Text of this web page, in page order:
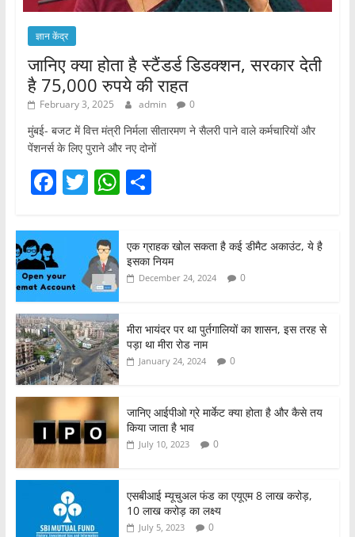
ज्ञान केंद्र
जानिए क्या होता है स्टैंडर्ड डिडक्शन, सरकार देती
है 75,000 रुपये की राहत
February 3, 2025 admin 0
मुंबई- बजट में वित्त मंत्री निर्मला सीतारमण ने सैलरी पाने वाले कर्मचारियों और
पेंशनर्स के लिए पुराने और नए दोनों
F
c
e
b
o
o
k
T
itt
er
W
s
A
p
S
e
एक ग्राहक खोल सकता है कई डीमैट अकाउंट, ये है
इसका नियम
December 24, 2024 0
मीरा भायंदर पर था पुर्तगालियों का शासन, इस तरह से
पड़ा था मीरा रोड नाम
January 24, 2024 0
जानिए आईपीओ ग्रे मार्केट क्या होता है और कैसे तय
किया जाता है भाव
July 10, 2023 0
एसबीआई म्यूचुअल फंड का एयूएम 8 लाख करोड़,
10 लाख करोड़ का लक्ष्य
July 5, 2023 0